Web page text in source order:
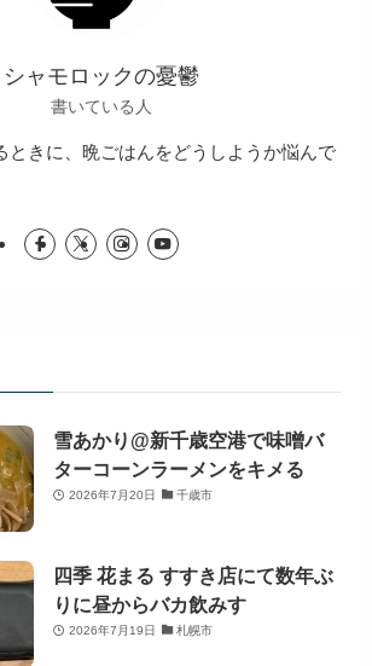
シャモロックの憂鬱
書いている人
ときに、晩ごはんをどうしようか悩んで
雪あかり@新千歳空港で味噌バ
ターコーンラーメンをキメる
2026年7月20日 千歳市
四季 花まる すすき店にて数年ぶ
りに昼からバカ飲みす
2026年7月19日 札幌市